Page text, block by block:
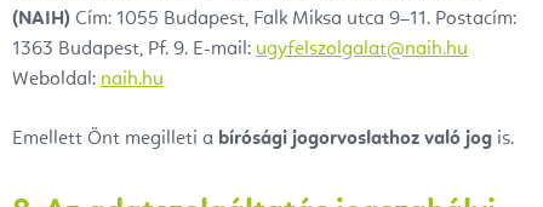
(NAIH) Cím: 1055 Budapest, Falk Miksa utca 9–11. Postacím:
1363 Budapest, Pf. 9. E-mail: ugyfelszolgalat@naih.hu
Weboldal: naih.hu
Emellett Önt megilleti a bírósági jogorvoslathoz való jog is.